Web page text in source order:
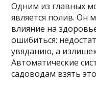
Одним из главных
является полив. Он
влияние на
ошибиться:
увяданию, а
Автоматические
садоводам взять